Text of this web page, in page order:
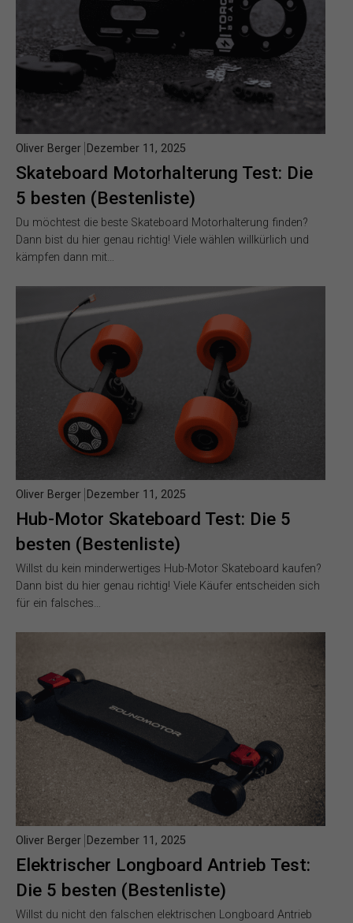
Skateboard Motorhalterung Test: Die
5 besten (Bestenliste)
Oliver Berger Dezember 11, 2025
Du möchtest die beste Skateboard Motorhalterung finden?
Dann bist du hier genau richtig! Viele wählen willkürlich und
kämpfen dann mit…
Hub-Motor Skateboard Test: Die 5
besten (Bestenliste)
Oliver Berger Dezember 11, 2025
Willst du kein minderwertiges Hub-Motor Skateboard kaufen?
Dann bist du hier genau richtig! Viele Käufer entscheiden sich
für ein falsches…
Elektrischer Longboard Antrieb Test:
Die 5 besten (Bestenliste)
Oliver Berger Dezember 11, 2025
Willst du nicht den falschen elektrischen Longboard Antrieb